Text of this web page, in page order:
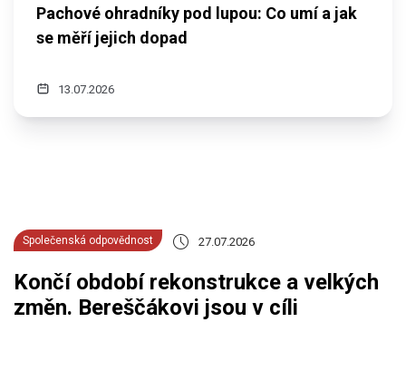
Pachové ohradníky pod lupou: Co umí a jak
se měří jejich dopad
13.07.2026
Společenská odpovědnost 27.07.2026
Končí období rekonstrukce a velkých
změn. Bereščákovi jsou v cíli